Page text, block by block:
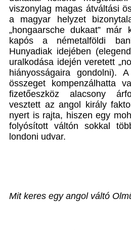
viszonylag magas átváltási
a magyar helyzet
„hongaarsche dukaat” már
kapós a németalföldi
Hunyadiak idejében
uralkodása idején veretett
hiányosságaira gondolni).
összeget kompenzálhatta
fizetőeszköz alacsony
vesztett az angol király
nyert is rajta, hiszen egy
folyósított váltón sokkal
londoni udvar.
Mit keres egy angol váltó